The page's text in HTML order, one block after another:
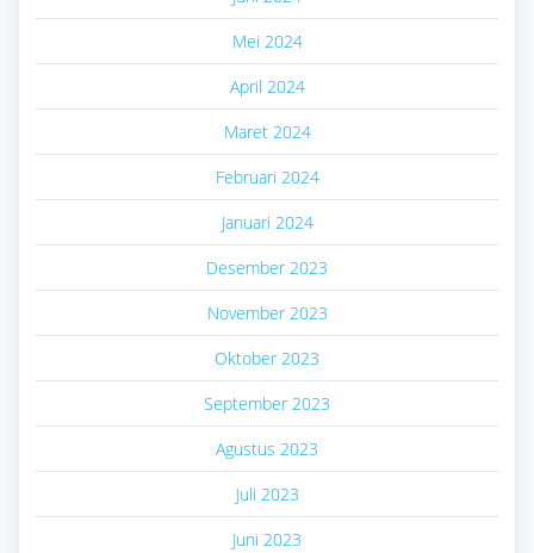
Mei 2024
April 2024
Maret 2024
Februari 2024
Januari 2024
Desember 2023
November 2023
Oktober 2023
September 2023
Agustus 2023
Juli 2023
Juni 2023